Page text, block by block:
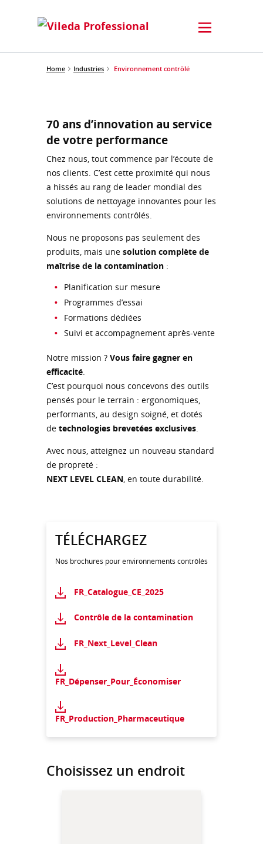
Home Industries Environnement contrôlé
70 ans d’innovation au service
de votre performance
Chez nous, tout commence par l’écoute de
nos clients. C’est cette proximité qui nous
a hissés au rang de leader mondial des
solutions de nettoyage innovantes pour les
environnements contrôlés.
Nous ne proposons pas seulement des
produits, mais une solution complète de
maîtrise de la contamination :
Planification sur mesure
Programmes d’essai
Formations dédiées
Suivi et accompagnement après-vente
Notre mission ? Vous faire gagner en
efficacité.
C’est pourquoi nous concevons des outils
pensés pour le terrain : ergonomiques,
performants, au design soigné, et dotés
de technologies brevetées exclusives.
Avec nous, atteignez un nouveau standard
de propreté :
NEXT LEVEL CLEAN, en toute durabilité.
TÉLÉCHARGEZ
Nos brochures pour environnements contrôlés
FR_Catalogue_CE_2025
Contrôle de la contamination
FR_Next_Level_Clean
FR_Dépenser_Pour_Économiser
FR_Production_Pharmaceutique
Choisissez un endroit